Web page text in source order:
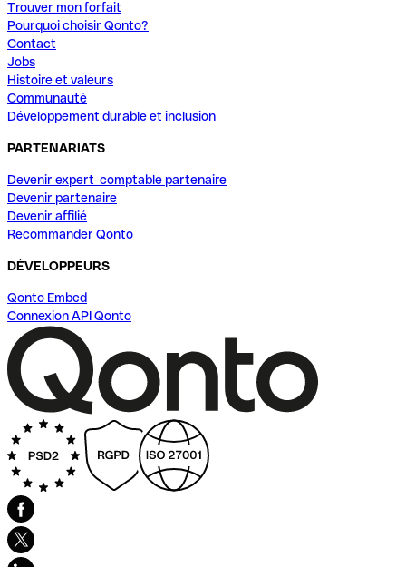
Trouver mon forfait
Pourquoi choisir Qonto?
Contact
Jobs
Histoire et valeurs
Communauté
Développement durable et inclusion
PARTENARIATS
Devenir expert-comptable partenaire
Devenir partenaire
Devenir affilié
Recommander Qonto
DÉVELOPPEURS
Qonto Embed
Connexion API Qonto